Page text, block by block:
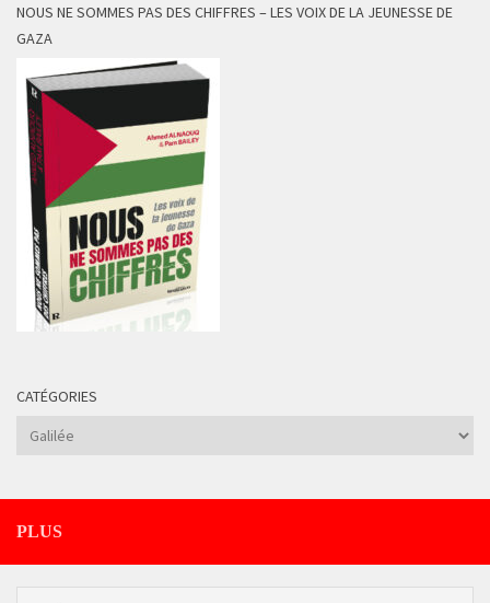
NOUS NE SOMMES PAS DES CHIFFRES – LES VOIX DE LA JEUNESSE DE
GAZA
CATÉGORIES
Catégories
PLUS